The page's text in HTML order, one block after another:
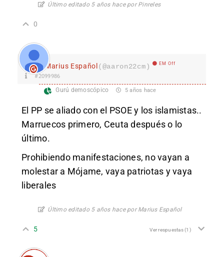
Último editado 5 años hace por Pinreles
0
Marius Español (@aaron22cm) EM Off
#2099986
Gurú demoscópico 5 años hace
El PP se aliado con el PSOE y los islamistas..
Marruecos primero, Ceuta después o lo
último.
Prohibiendo manifestaciones, no vayan a
molestar a Mójame, vaya patriotas y vaya
liberales
Último editado 5 años hace por Marius Español
5 Ver respuestas(1)